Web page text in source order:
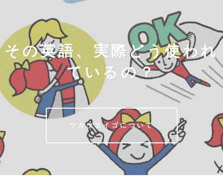
その英語、実際どう使われ
ているの？
ツカウエイゴについて